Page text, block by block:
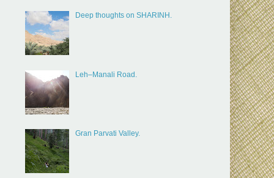
Deep thoughts on SHARINH.
Leh–Manali Road.
Gran Parvati Valley.